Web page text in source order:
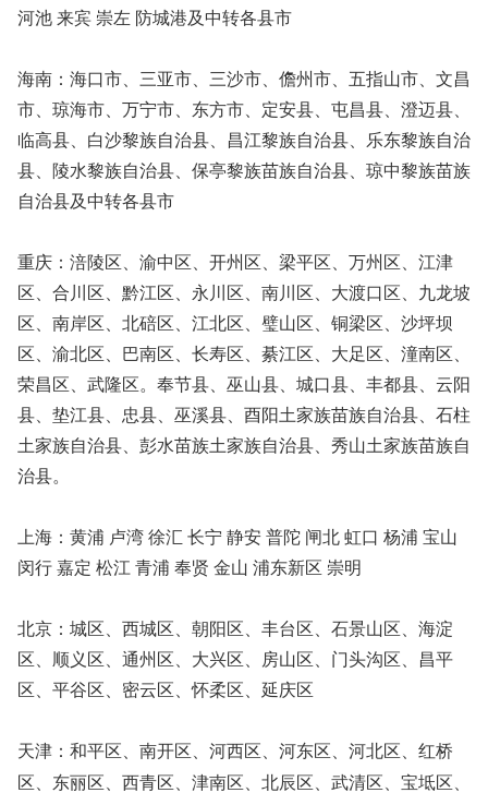
河池 来宾 崇左 防城港及中转各县市
海南：海口市、三亚市、三沙市、儋州市、五指山市、文昌
市、琼海市、万宁市、东方市、定安县、屯昌县、澄迈县、
临高县、白沙黎族自治县、昌江黎族自治县、乐东黎族自治
县、陵水黎族自治县、保亭黎族苗族自治县、琼中黎族苗族
自治县及中转各县市
重庆：涪陵区、渝中区、开州区、梁平区、万州区、江津
区、合川区、黔江区、永川区、南川区、大渡口区、九龙坡
区、南岸区、北碚区、江北区、璧山区、铜梁区、沙坪坝
区、渝北区、巴南区、长寿区、綦江区、大足区、潼南区、
荣昌区、武隆区。奉节县、巫山县、城口县、丰都县、云阳
县、垫江县、忠县、巫溪县、酉阳土家族苗族自治县、石柱
土家族自治县、彭水苗族土家族自治县、秀山土家族苗族自
治县。
上海：黄浦 卢湾 徐汇 长宁 静安 普陀 闸北 虹口 杨浦 宝山
闵行 嘉定 松江 青浦 奉贤 金山 浦东新区 崇明
北京：城区、西城区、朝阳区、丰台区、石景山区、海淀
区、顺义区、通州区、大兴区、房山区、门头沟区、昌平
区、平谷区、密云区、怀柔区、延庆区
天津：和平区、南开区、河西区、河东区、河北区、红桥
区、东丽区、西青区、津南区、北辰区、武清区、宝坻区、